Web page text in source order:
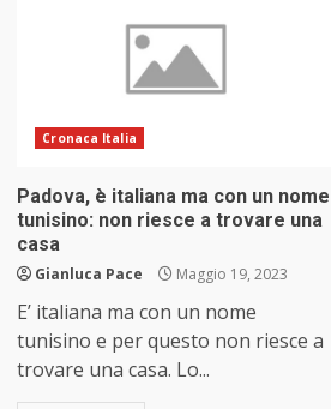
Cronaca Italia
Padova, è italiana ma con un nome
tunisino: non riesce a trovare una
casa
Gianluca Pace Maggio 19, 2023
E’ italiana ma con un nome
tunisino e per questo non riesce a
trovare una casa. Lo...